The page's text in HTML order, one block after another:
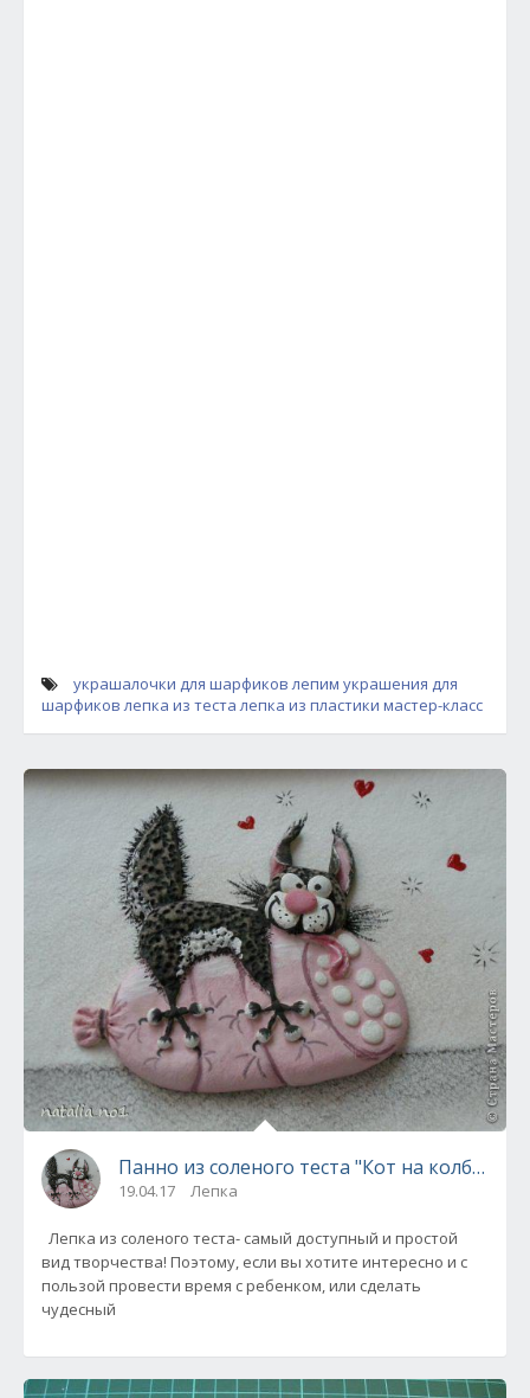
украшалочки для шарфиков лепим украшения для
шарфиков лепка из теста лепка из пластики мастер-класс
Панно из соленого теста "Кот на колбасе"
19.04.17 Лепка
Лепка из соленого теста- самый доступный и простой
вид творчества! Поэтому, если вы хотите интересно и с
пользой провести время с ребенком, или сделать
чудесный